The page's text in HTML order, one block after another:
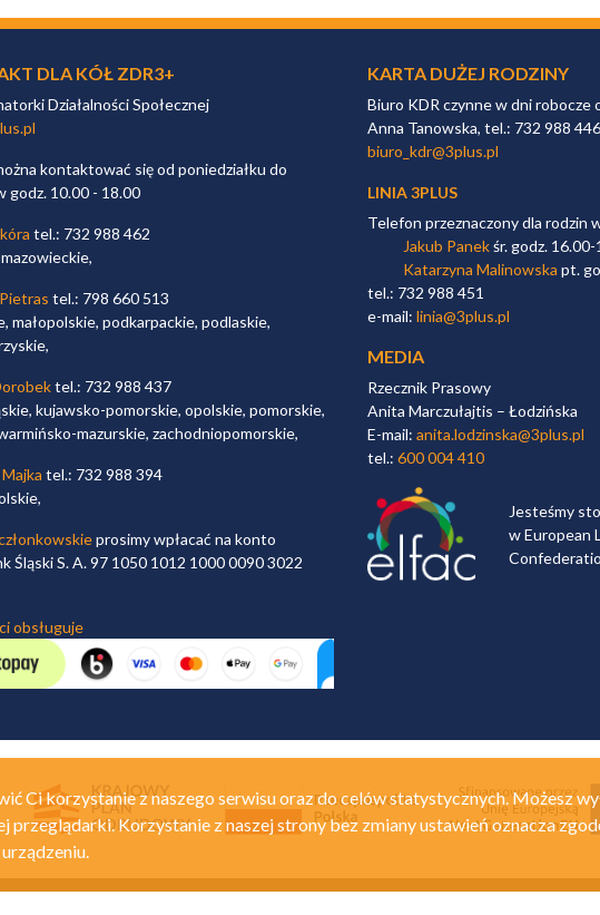
DLA KÓŁ ZDR3+
Działalności Społecznej
kontaktować się od poniedziałku do
godz. 10.00 - 18.00
tel.: 732 988 462
tel.: 798 660 513
małopolskie, podkarpackie, podlaskie,
tel.: 732 988 437
kujawsko-pomorskie, opolskie, pomorskie,
mazurskie, zachodniopomorskie,
tel.: 732 988 394
prosimy wpłacać na konto
Śląski S. A. 97 1050 1012 1000 0090 3022
obsługuje
KARTA DUŻEJ RODZINY
Biuro KDR czynne w dni robocze
Anna Tanowska, tel.: 732 988 446
biuro_kdr@3plus.pl
LINIA 3PLUS
Telefon przeznaczony dla rodzin
Jakub Panekśr. godz. 16.00-
Katarzyna Malinowska pt.
tel.: 732 988 451
e-mail: linia@3plus.pl
MEDIA
Rzecznik Prasowy
Anita Marczułajtis – Łodzińska
E-mail: anita.lodzinska@3plus.pl
tel.: 600 004 410
Jesteśmy
w European
Ci korzystanie z naszego serwisu oraz do celów statystycznych. Możesz
przeglądarki. Korzystanie z naszej strony bez zmiany ustawień oznacza